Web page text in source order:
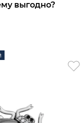
выгодно?